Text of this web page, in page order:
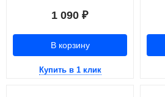
1 090 ₽
В корзину
Купить в 1 клик